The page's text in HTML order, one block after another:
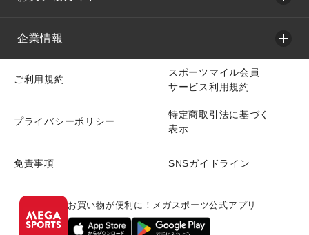
企業情報
ご利用規約
スポーツマイル会員
サービス利用規約
プライバシーポリシー
特定商取引法に基づく
表示
免責事項 SNSガイドライン
お買い物が便利に！メガスポーツ公式アプリ